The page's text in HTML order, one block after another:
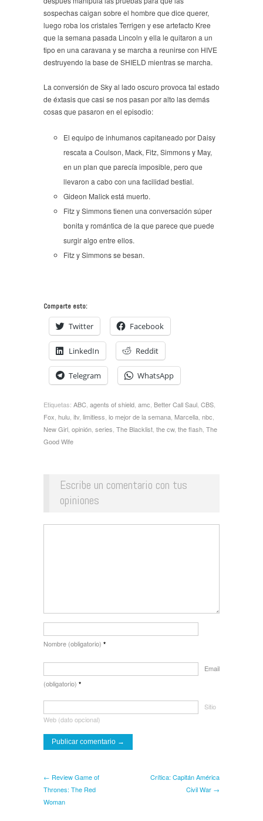
sospechas caigan sobre el hombre que dice querer,
luego roba los cristales Terrigen y ese artefacto Kree
que la semana pasada Lincoln y ella le quitaron a un
tipo en una caravana y se marcha a reunirse con HIVE
destruyendo la base de SHIELD mientras se marcha.
La conversión de Sky al lado oscuro provoca tal estado
de éxtasis que casi se nos pasan por alto las demás
cosas que pasaron en el episodio:
El equipo de inhumanos capitaneado por Daisy
rescata a Coulson, Mack, Fitz, Simmons y May,
en un plan que parecía imposible, pero que
llevaron a cabo con una facilidad bestial.
Gideon Malick está muerto.
Fitz y Simmons tienen una conversación súper
bonita y romántica de la que parece que puede
surgir algo entre ellos.
Fitz y Simmons se besan.
Comparte esto:
Twitter Facebook
LinkedIn Reddit
Telegram WhatsApp
Etiquetas: ABC agents of shield amc Better Call Saul CBS
Fox hulu itv limitless lo mejor de la semana Marcella nbc
New Girl opinión series The Blacklist the cw, the flash The
Good Wife
Escribe un comentario con tus
opiniones
Nombre (obligatorio) *
Email
(obligatorio) *
Sitio
Web (dato opcional)
← Review Game of
Thrones: The Red
Woman
Crítica: Capitán América
Civil War →